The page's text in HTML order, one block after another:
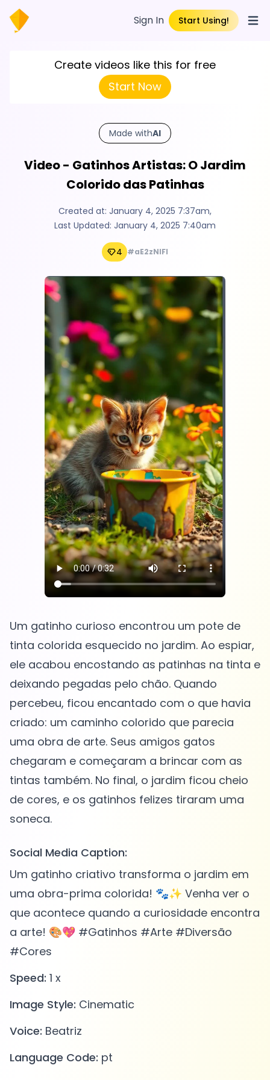
Sign In Start Using!
Create videos like this for free
Start Now
Made withAI
Video - Gatinhos Artistas: O Jardim
Colorido das Patinhas
Created at: January 4, 2025 7:37am,
Last Updated: January 4, 2025 7:40am
4 #aE2zNlFI
Um gatinho curioso encontrou um pote de
tinta colorida esquecido no jardim. Ao espiar,
ele acabou encostando as patinhas na tinta e
deixando pegadas pelo chão. Quando
percebeu, ficou encantado com o que havia
criado: um caminho colorido que parecia
uma obra de arte. Seus amigos gatos
chegaram e começaram a brincar com as
tintas também. No final, o jardim ficou cheio
de cores, e os gatinhos felizes tiraram uma
Social Media Caption:
Um gatinho criativo transforma o jardim em
uma obra-prima colorida! 🐾✨ Venha ver o
que acontece quando a curiosidade encontra
a arte! 🎨💖 #Gatinhos #Arte #Diversão
#Cores
Speed: 1 x
Image Style: Cinematic
Voice: Beatriz
Language Code: pt